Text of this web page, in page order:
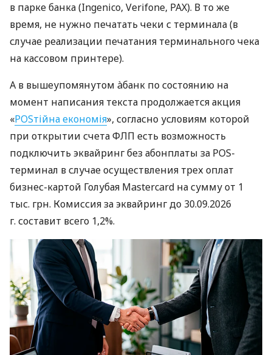
в парке банка (Ingenico, Verifone, PAX). В то же
время, не нужно печатать чеки с терминала (в
случае реализации печатания терминального чека
на кассовом принтере).
А в вышеупомянутом àбанк по состоянию на
момент написания текста продолжается акция
«POSтійна економія», согласно условиям которой
при открытии счета ФЛП есть возможность
подключить эквайринг без абонплаты за POS-
терминал в случае осуществления трех оплат
бизнес-картой Голубая Mastercard на сумму от 1
тыс. грн. Комиссия за эквайринг до 30.09.2026
г. составит всего 1,2%.